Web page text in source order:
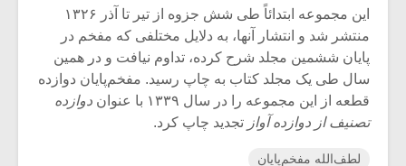
این مجموعه ابتدائاً طی شش جزوه از تیر تا آذر ۱۳۲۶
منتشر شد و انتشار آنها، به دلایل مختلفی که مفخم در
پایان ششمین مجلد شرح کرده، تداوم نیافت و در همین
سال طی یک مجلد کتاب به چاپ رسید. مفخم‌پایان دوازده
قطعه از این مجموعه ‌را در سال ۱۳۳۹ با عنوان
دوازده
تصنیف از دوازده آواز تجدید چاپ کرد.
لطف‌الله مفخم‌پایان